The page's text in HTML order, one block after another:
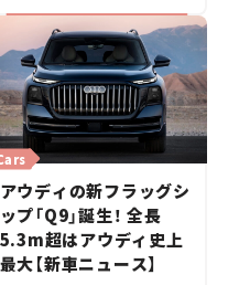
アウディの新フラッグシ
ップ「Q9」誕生！ 全長
5.3m超はアウディ史上
最大【新車ニュース】